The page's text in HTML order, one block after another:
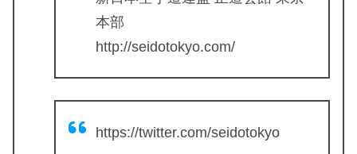
本部
http://seidotokyo.com/
https://twitter.com/seidotokyo